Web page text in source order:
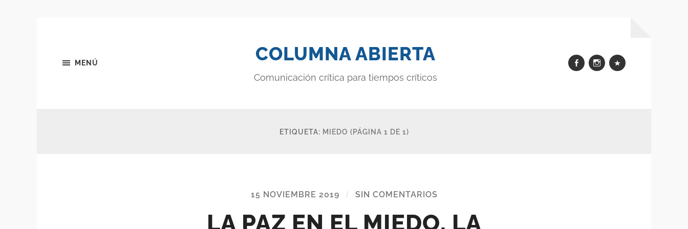
MENÚ COLUMNA ABIERTA
Comunicación crítica para tiempos críticos
Facebook
InstagramWhatsApp
ETIQUETA: MIEDO (PÁGINA 1 DE 1)
15 NOVIEMBRE 2019 / SIN COMENTARIOS
LA PAZ EN EL MIEDO, LA